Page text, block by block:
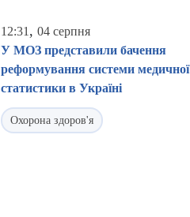
12:31 , 04 серпня
У МОЗ представили бачення
реформування системи медичної
статистики в Україні
Охорона здоров'я